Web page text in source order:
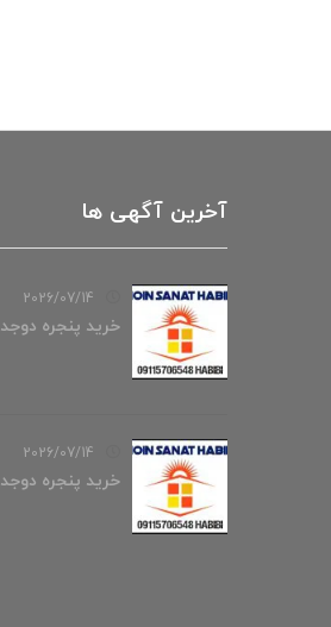
آخرین آگهی ها
2026/07/14
خرید پنجره
2026/07/14
خرید پنجره